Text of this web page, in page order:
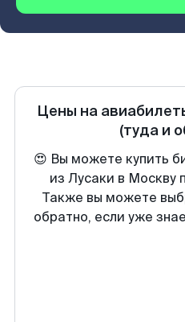
Цены на
(туда и
😍 Вы можете купить
из Лусаки в Москву
Также вы можете
обратно, если уже